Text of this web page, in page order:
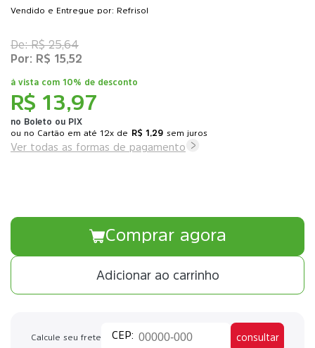
Vendido e Entregue por: Refrisol
R$ 13,97
no Boleto ou PIX
à vista com 10% de desconto
R$ 25,64
R$ 15,52
ou 12x de R$ 1,29 sem juros
Ver todas as formas de pagamento
Adicionar ao carrinho
Comprar agora
Calcule seu frete consultar